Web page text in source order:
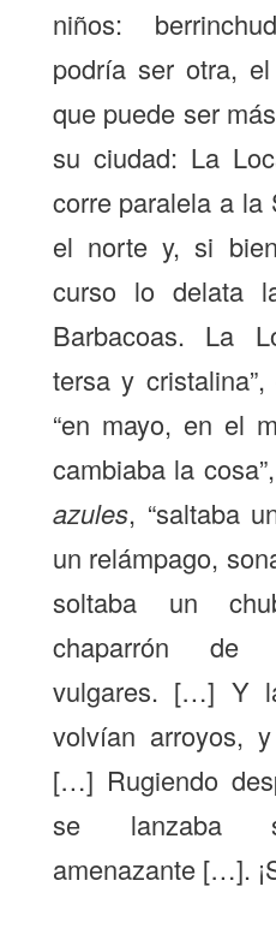
niños:
podría ser otra,
que puede ser
su ciudad: La
corre paralela a la
el norte y, si
curso lo delata
Barbacoas. La
tersa y
“en mayo, en el
cambiaba la
azules, “saltaba
un relámpago,
soltaba un
chaparrón de
vulgares. […] Y
volvían arroyos,
[…] Rugiendo
se lanzaba
amenazante […].